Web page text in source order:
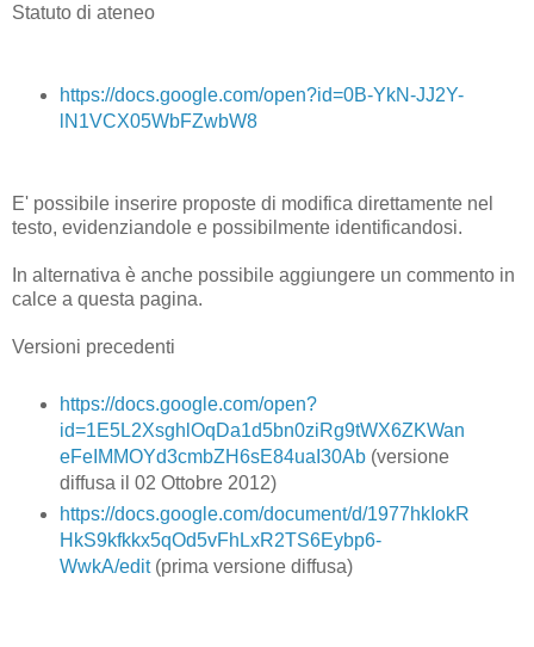
Statuto di ateneo
https://docs.google.com/open?id=0B-YkN-JJ2Y-
lN1VCX05WbFZwbW8
E' possibile inserire proposte di modifica direttamente nel
testo, evidenziandole e possibilmente identificandosi.
In alternativa è anche possibile aggiungere un commento in
calce a questa pagina.
Versioni precedenti
https://docs.google.com/open?
id=1E5L2XsghlOqDa1d5bn0ziRg9tWX6ZKWan
eFeIMMOYd3cmbZH6sE84uaI30Ab(versione
diffusa il 02 Ottobre 2012)
https://docs.google.com/document/d/1977hkIokR
HkS9kfkkx5qOd5vFhLxR2TS6Eybp6-
WwkA/edit(prima versione diffusa)